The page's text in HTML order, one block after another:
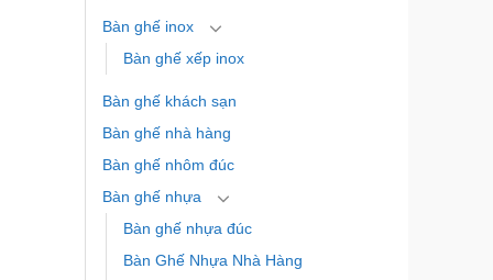
Bàn ghế inox
Bàn ghế xếp inox
Bàn ghế khách sạn
Bàn ghế nhà hàng
Bàn ghế nhôm đúc
Bàn ghế nhựa
Bàn ghế nhựa đúc
Bàn Ghế Nhựa Nhà Hàng